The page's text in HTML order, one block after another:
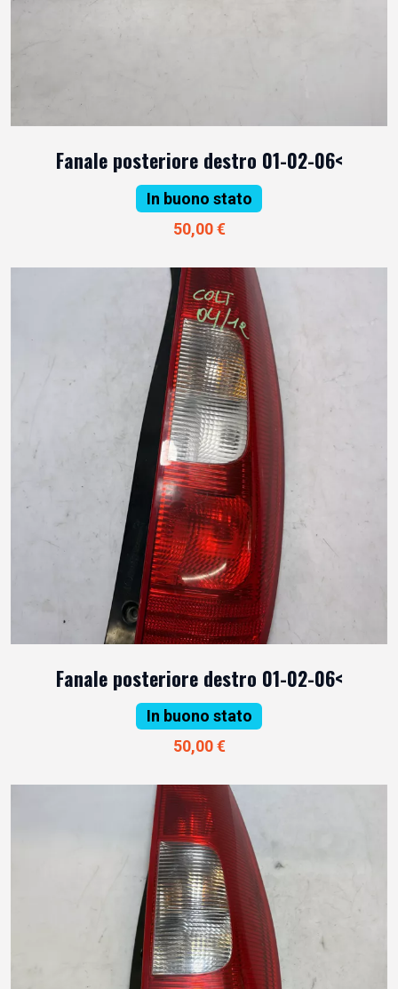
Fanale posteriore destro 01-02-06<
In buono stato
50,00 €
Fanale posteriore destro 01-02-06<
In buono stato
50,00 €